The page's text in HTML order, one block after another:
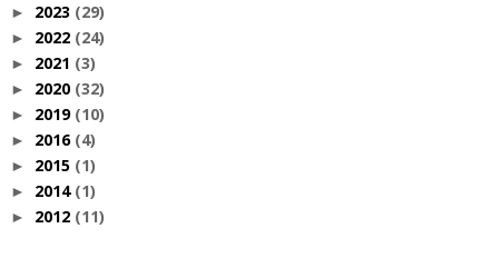
► 2023 (29)
► 2022 (24)
► 2021 (3)
► 2020 (32)
► 2019 (10)
► 2016 (4)
► 2015 (1)
► 2014 (1)
► 2012 (11)